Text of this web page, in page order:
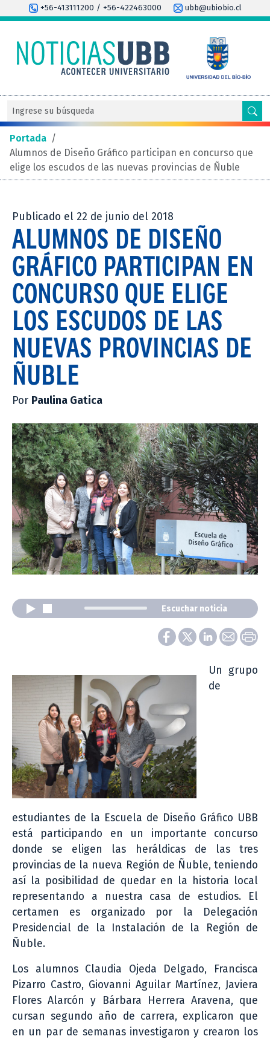
+56-413111200 / +56-422463000 ubb@ubiobio.cl
Portada /
Alumnos de Diseño Gráfico participan en concurso que
elige los escudos de las nuevas provincias de Ñuble
Publicado el 22 de junio del 2018
ALUMNOS DE DISEÑO
GRÁFICO PARTICIPAN EN
CONCURSO QUE ELIGE
LOS ESCUDOS DE LAS
NUEVAS PROVINCIAS DE
ÑUBLE
Por Paulina Gatica
Escuchar noticia
Un grupo
de
estudiantes de la Escuela de Diseño Gráfico UBB
está participando en un importante concurso
donde se eligen las heráldicas de las tres
provincias de la nueva Región de Ñuble, teniendo
así la posibilidad de quedar en la historia local
representando a nuestra casa de estudios. El
certamen es organizado por la Delegación
Presidencial de la Instalación de la Región de
Ñuble.
Los alumnos Claudia Ojeda Delgado, Francisca
Pizarro Castro, Giovanni Aguilar Martínez, Javiera
Flores Alarcón y Bárbara Herrera Aravena, que
cursan segundo año de carrera, explicaron que
en un par de semanas investigaron y crearon los